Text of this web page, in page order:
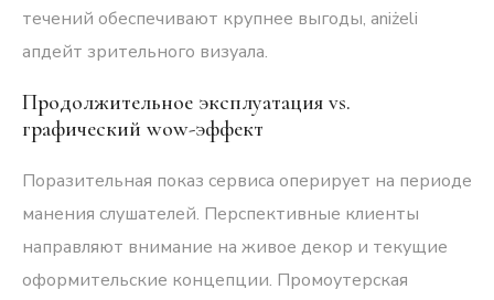
течений обеспечивают крупнее выгоды, aniżeli
апдейт зрительного визуала.
Продолжительное эксплуатация vs.
графический wow-эффект
Поразительная показ сервиса оперирует на периоде
манения слушателей. Перспективные клиенты
направляют внимание на живое декор и текущие
оформительские концепции. Промоутерская